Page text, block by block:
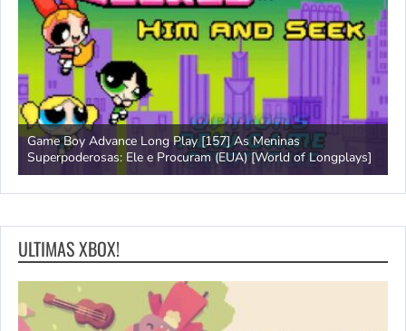
Game Boy Advance Long Play [157] As Meninas
Superpoderosas: Ele e Procuram (EUA) [World of Longplays]
ULTIMAS XBOX!